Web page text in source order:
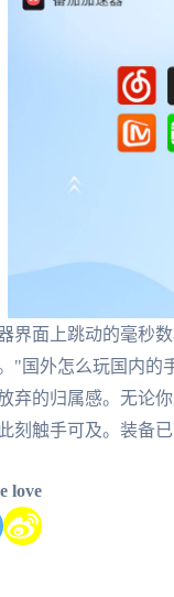
界面上跳动的毫秒
"国外怎么玩国内的
弃的归属感。无论
刻触手可及。装备
love